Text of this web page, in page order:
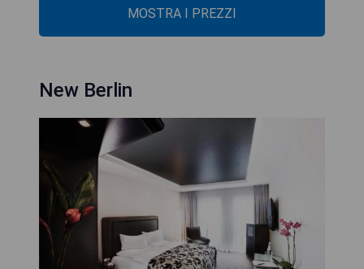
MOSTRA I PREZZI
New Berlin